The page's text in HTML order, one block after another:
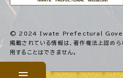
© 2024 Iwate Prefectural
掲載されている情報は、著作権法上認めら
用することはできません。